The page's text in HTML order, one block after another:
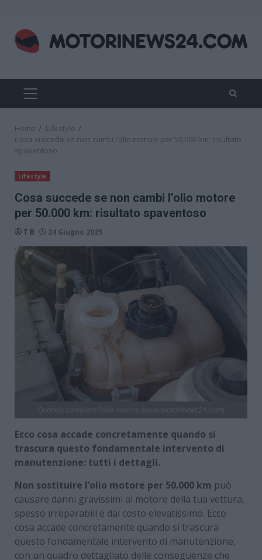
content
PRIMARY
MENU
Home
Lifestyle
Cosa succede se non cambi l’olio motore per 50.000 km: risultato
spaventoso
Lifestyle
Cosa succede se non cambi l’olio motore
per 50.000 km: risultato spaventoso
T B 24 Giugno 2025
Ecco cosa accade concretamente quando si
trascura questo fondamentale intervento di
manutenzione: tutti i dettagli.
Non sostituire l’olio motore per 50.000 km può
causare danni gravissimi al motore della tua vettura,
spesso irreparabili e dal costo elevatissimo. Ecco
cosa accade concretamente quando si trascura
questo fondamentale intervento di manutenzione,
con un quadro dettagliato delle conseguenze che